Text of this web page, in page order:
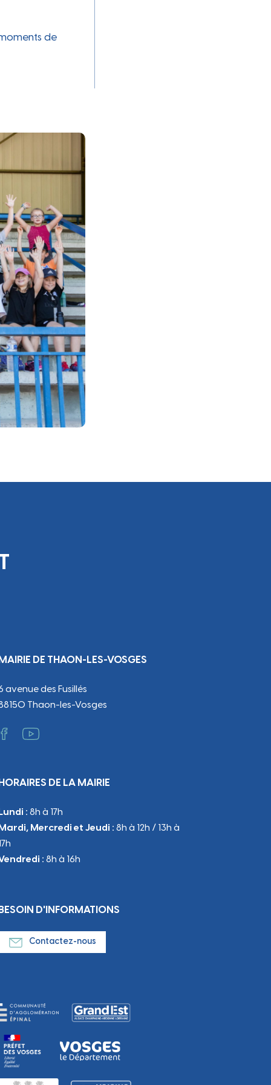
de
DE THAON-LES-VOSGES
avenue des Fusillés
Thaon-les-Vosges
DE LA MAIRIE
: 8h à 17h
Mercredi et Jeudi : 8h à 12h / 13h à
: 8h à 16h
D'INFORMATIONS
Contactez-nous